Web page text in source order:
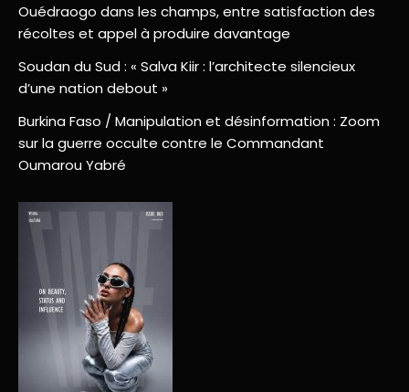
Ouédraogo dans les champs, entre satisfaction des
récoltes et appel à produire davantage
Soudan du Sud : « Salva Kiir : l’architecte silencieux
d’une nation debout »
Burkina Faso / Manipulation et désinformation : Zoom
sur la guerre occulte contre le Commandant
Oumarou Yabré